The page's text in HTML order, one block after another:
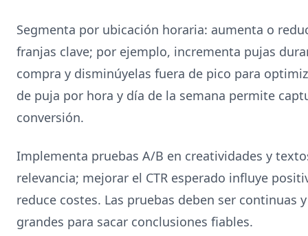
Segmenta por ubicación horaria: aumenta o
franjas clave; por ejemplo, incrementa pujas
compra y disminúyelas fuera de pico para
de puja por hora y día de la semana permite
conversión.
Implementa pruebas A/B en creatividades y
relevancia; mejorar el CTR esperado influye
reduce costes. Las pruebas deben ser continuas
grandes para sacar conclusiones fiables.